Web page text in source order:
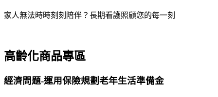
家人無法時時刻刻陪伴？長期看護照顧您的每一刻
高齡化商品專區
經濟問題-運用保險規劃老年生活準備金